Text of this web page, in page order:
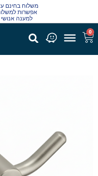
משלוח בחינם עד
אפשרות
למענה אנושי
0